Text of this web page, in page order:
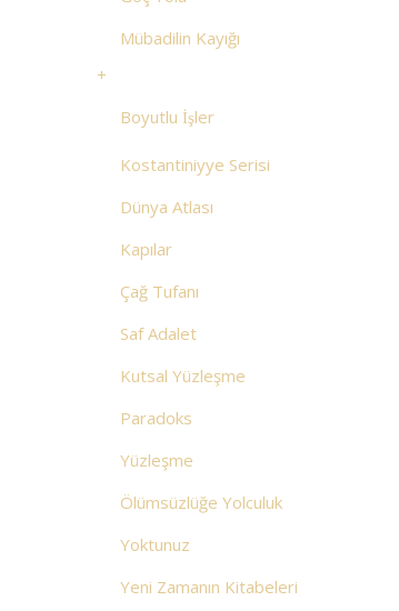
Mübadilin Kayığı
+
Boyutlu İşler
Kostantiniyye Serisi
Dünya Atlası
Kapılar
Çağ Tufanı
Saf Adalet
Kutsal Yüzleşme
Paradoks
Yüzleşme
Ölümsüzlüğe Yolculuk
Yoktunuz
Yeni Zamanın Kitabeleri